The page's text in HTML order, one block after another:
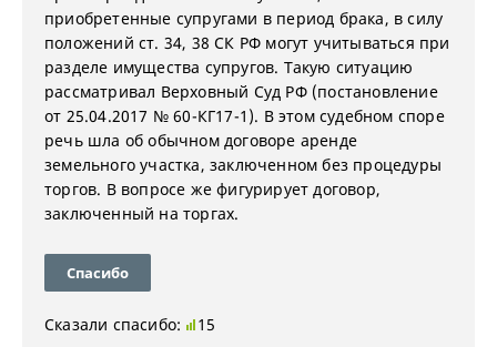
приобретенные супругами в период брака, в силу
положений ст. 34, 38 СК РФ могут учитываться при
разделе имущества супругов. Такую ситуацию
рассматривал Верховный Суд РФ (постановление
от 25.04.2017 № 60-КГ17-1). В этом судебном споре
речь шла об обычном договоре аренде
земельного участка, заключенном без процедуры
торгов. В вопросе же фигурирует договор,
заключенный на торгах.
Спасибо
Сказали спасибо: 15